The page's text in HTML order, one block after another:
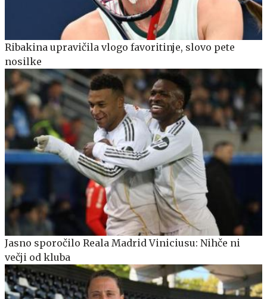
Ribakina upravičila vlogo favoritinje, slovo pete
nosilke
Jasno sporočilo Reala Madrid Viniciusu: Nihče ni
večji od kluba